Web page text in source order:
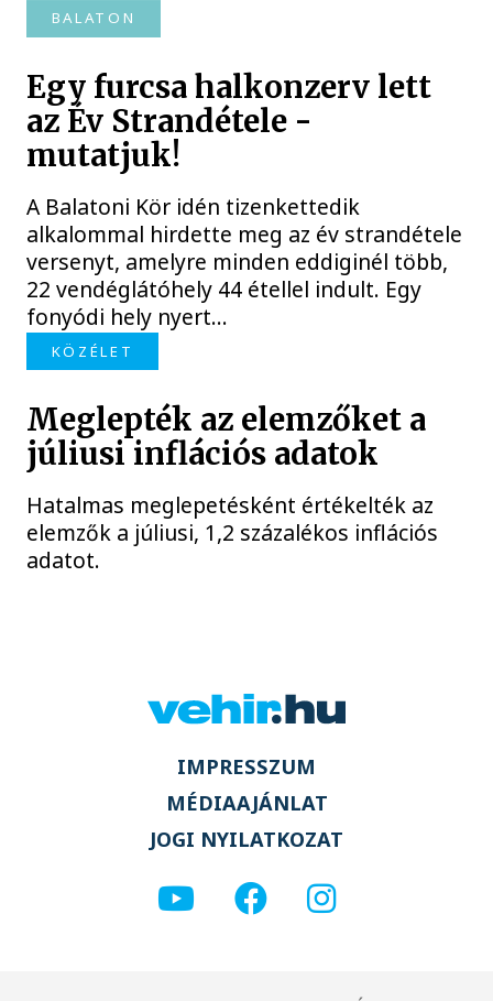
BALATON
Egy furcsa halkonzerv lett
az Év Strandétele -
mutatjuk!
A Balatoni Kör idén tizenkettedik
alkalommal hirdette meg az év strandétele
versenyt, amelyre minden eddiginél több,
22 vendéglátóhely 44 étellel indult. Egy
fonyódi hely nyert...
KÖZÉLET
Meglepték az elemzőket a
júliusi inflációs adatok
Hatalmas meglepetésként értékelték az
elemzők a júliusi, 1,2 százalékos inflációs
adatot.
IMPRESSZUM
MÉDIAAJÁNLAT
JOGI NYILATKOZAT